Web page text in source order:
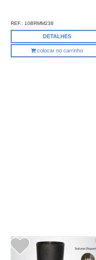
REF.:10BRMM238
DETALHES
colocar no carrinho